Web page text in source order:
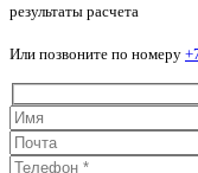
результаты расчета
Или позвоните по номеру